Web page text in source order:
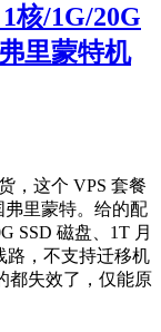
核/1G/20G
里蒙特机
，这个 VPS 套餐
弗里蒙特。给的配
SSD 磁盘、1T 月
路，不支持迁移机
都失效了，仅能原